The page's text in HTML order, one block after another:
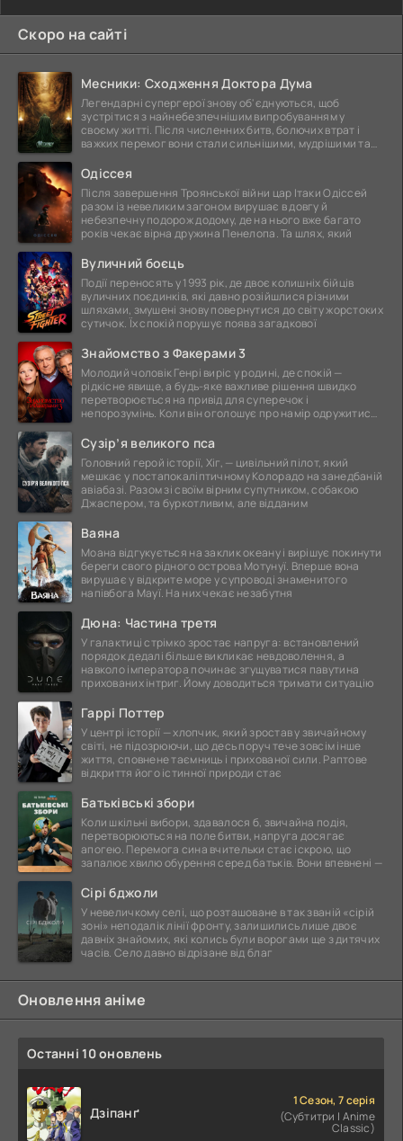
Скоро на сайті
Месники: Сходження Доктора Дума
Легендарні супергерої знову об'єднуються, щоб
зустрітися з найнебезпечнішим випробуванням у
своєму житті. Після численних битв, болючих втрат і
важких перемог вони стали сильнішими, мудрішими та
Одіссея
Після завершення Троянської війни цар Ітаки Одіссей
разом із невеликим загоном вирушає в довгу й
небезпечну подорож додому, де на нього вже багато
років чекає вірна дружина Пенелопа. Та шлях, який
Вуличний боєць
Події переносять у 1993 рік, де двоє колишніх бійців
вуличних поєдинків, які давно розійшлися різними
шляхами, змушені знову повернутися до світу жорстоких
сутичок. Їх спокій порушує поява загадкової
Знайомство з Факерами 3
Молодий чоловік Генрі виріс у родині, де спокій —
рідкісне явище, а будь-яке важливе рішення швидко
перетворюється на привід для суперечок і
непорозумінь. Коли він оголошує про намір одружитися,
Сузір’я великого пса
Головний герой історії, Хіг, — цивільний пілот, який
мешкає у постапокаліптичному Колорадо на занедбаній
авіабазі. Разом зі своїм вірним супутником, собакою
Джаспером, та буркотливим, але відданим
Ваяна
Моана відгукується на заклик океану і вирішує покинути
береги свого рідного острова Мотунуї. Вперше вона
вирушає у відкрите море у супроводі знаменитого
напівбога Мауї. На них чекає незабутня
Дюна: Частина третя
У галактиці стрімко зростає напруга: встановлений
порядок дедалі більше викликає невдоволення, а
навколо імператора починає згущуватися павутина
прихованих інтриг. Йому доводиться тримати ситуацію
Гаррі Поттер
У центрі історії — хлопчик, який зростав у звичайному
світі, не підозрюючи, що десь поруч тече зовсім інше
життя, сповнене таємниць і прихованої сили. Раптове
відкриття його істинної природи стає
Батьківські збори
Коли шкільні вибори, здавалося б, звичайна подія,
перетворюються на поле битви, напруга досягає
апогею. Перемога сина вчительки стає іскрою, що
запалює хвилю обурення серед батьків. Вони впевнені —
Сірі бджоли
У невеличкому селі, що розташоване в так званій «сірій
зоні» неподалік лінії фронту, залишились лише двоє
давніх знайомих, які колись були ворогами ще з дитячих
часів. Село давно відрізане від благ
Оновлення аніме
Останні 10 оновлень
Дзіпанґ
1 Сезон, 7 серія
(Субтитри | Anime
Classic)